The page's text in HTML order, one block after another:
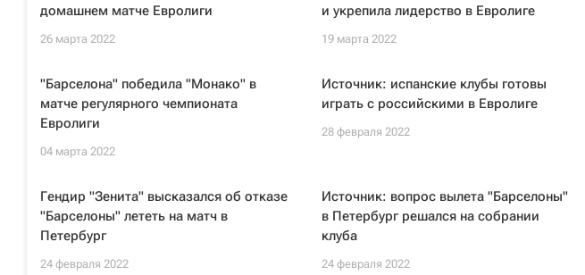
домашнем матче Евролиги
26 марта 2022
и укрепила лидерство в Евролиге
19 марта 2022
"Барселона" победила "Монако" в
матче регулярного чемпионата
Евролиги
04 марта 2022
Источник: испанские клубы готовы
играть с российскими в Евролиге
28 февраля 2022
Гендир "Зенита" высказался об отказе
"Барселоны" лететь на матч в
Петербург
24 февраля 2022
Источник: вопрос вылета "Барселоны"
в Петербург решался на собрании
клуба
24 февраля 2022